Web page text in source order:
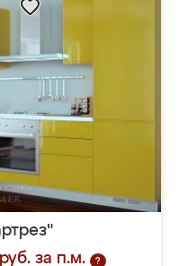
за п.м.
?